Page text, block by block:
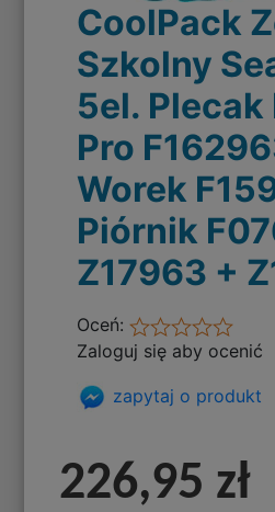
CoolPack
Szkolny
5el. Plecak
Pro
Worek
Piórnik
Z17963 +
Oceń:
Zaloguj się aby ocenić
zapytaj o produkt
226,95 zł